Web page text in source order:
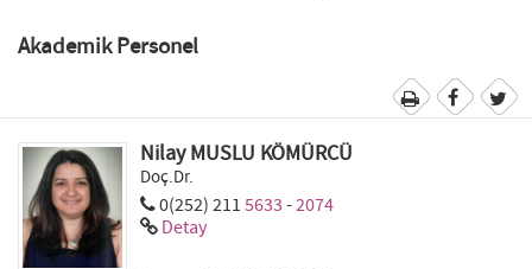
Akademik Personel
Nilay MUSLU KÖMÜRCÜ
Doç.Dr.
0(252) 2115633-2074
Detay